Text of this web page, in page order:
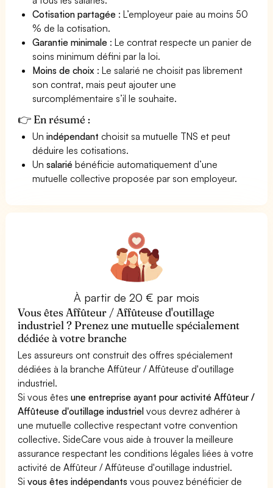
Cotisation partagée : L’employeur paie au moins 50
% de la cotisation.
Garantie minimale : Le contrat respecte un panier de
soins minimum défini par la loi.
Moins de choix : Le salarié ne choisit pas librement
son contrat, mais peut ajouter une
surcomplémentaire s’il le souhaite.
👉 En résumé :
Unindépendant choisit sa mutuelle TNS et peut
déduire les cotisations.
Unsalarié bénéficie automatiquement d’une
mutuelle collective proposée par son employeur.
À partir de 20 € par mois
Vous êtes Affûteur / Affûteuse d'outillage
industriel ? Prenez une mutuelle spécialement
dédiée à votre branche
Les assureurs ont construit des offres spécialement
dédiées à la branche Affûteur / Affûteuse d'outillage
industriel.
Si vous êtesune entreprise ayant pour activité Affûteur /
Affûteuse d'outillage industriel vous devrez adhérer à
une mutuelle collective respectant votre convention
collective. SideCare vous aide à trouver la meilleure
assurance respectant les conditions légales liées à votre
activité de Affûteur / Affûteuse d'outillage industriel.
Sivous êtes indépendants vous pouvez bénéficier de